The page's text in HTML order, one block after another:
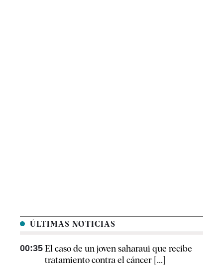
ÚLTIMAS NOTICIAS
00:35 El caso de un joven saharaui que recibe
tratamiento contra el cáncer [...]